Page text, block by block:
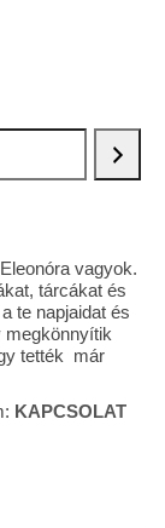
vagyok.
tárcákat és
te napjaidat és
megkönnyítik
tették már
KAPCSOLAT